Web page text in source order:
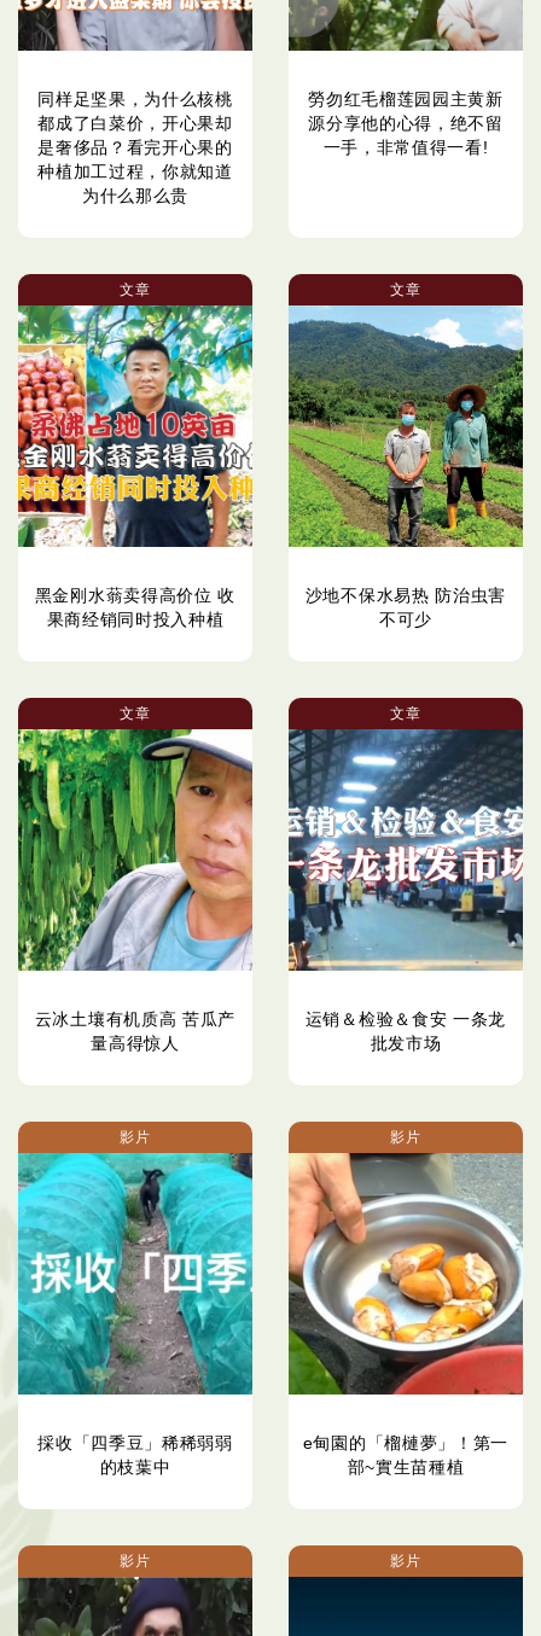
同样足坚果，为什么核桃
都成了白菜价，开心果却
是奢侈品？看完开心果的
种植加工过程，你就知道
为什么那么贵
勞勿红毛榴莲园园主黄新
源分享他的心得，绝不留
一手，非常值得一看!
文章
黑金刚水蓊卖得高价位 收
果商经销同时投入种植
文章
沙地不保水易热 防治虫害
不可少
文章
云冰土壤有机质高 苦瓜产
量高得惊人
文章
运销＆检验＆食安 一条龙
批发市场
影片
採收「四季豆」稀稀弱弱
的枝葉中
影片
e甸園的「榴槤夢」！第一
部~實生苗種植
影片 影片